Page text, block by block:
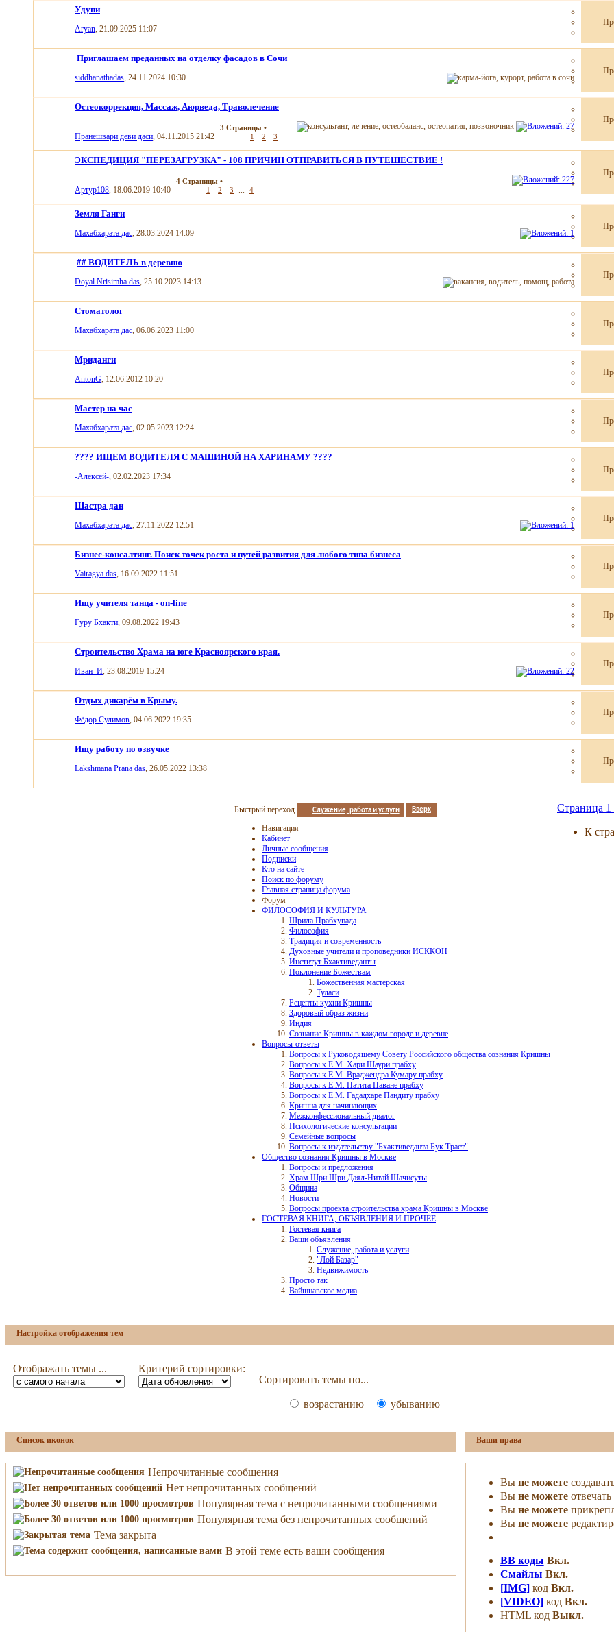
Удупи
Aryan, 21.09.2025 11:07
Приглашаем преданных на отделку фасадов в Сочи
siddhanathadas, 24.11.2024 10:30
Остеокоррекция, Массаж, Аюрведа, Траволечение
Пранешвари деви даси, 04.11.2015 21:42
3 Страницы •
1
2 3
ЭКСПЕДИЦИЯ "ПЕРЕЗАГРУЗКА" - 108 ПРИЧИН ОТПРАВИТЬСЯ В ПУТЕШЕСТВИЕ !
Артур108, 18.06.2019 10:40
4 Страницы •
1
2 3 ... 4
Земля Ганги
Махабхарата дас, 28.03.2024 14:09
## ВОДИТЕЛЬ в деревню
Doyal Nrisimha das, 25.10.2023 14:13
Стоматолог
Махабхарата дас, 06.06.2023 11:00
Мриданги
AntonG, 12.06.2012 10:20
Мастер на час
Махабхарата дас , 02.05.2023 12:24
???? ИЩЕМ ВОДИТЕЛЯ С МАШИНОЙ НА ХАРИНАМУ ????
-Алексей- , 02.02.2023 17:34
Шастра дан
Махабхарата дас , 27.11.2022 12:51
Бизнес-консалтинг. Поиск точек роста и путей развития для любого типа бизнеса
Vairagya das , 16.09.2022 11:51
Ищу учителя танца - on-line
Гуру Бхакти , 09.08.2022 19:43
Cтроительство Храма на юге Красноярского края.
Иван_И , 23.08.2019 15:24
Отдых дикарём в Крыму.
Фёдор Сулимов , 04.06.2022 19:35
Ищу работу по озвучке
Lakshmana Prana das , 26.05.2022 13:38
Страница 1
К
Быстрый переход Служение, работа и услуги Вверх
Навигация
Кабинет
Личные сообщения
Подписки
Кто на сайте
Поиск по форуму
Главная страница форума
Форум
ФИЛОСОФИЯ И КУЛЬТУРА
Шрила Прабхупада
Философия
Традиция и современность
Духовные учители и проповедники ИСККОН
Институт Бхактиведанты
Поклонение Божествам
Божественная мастерская
Туласи
Рецепты кухни Кришны
Здоровый образ жизни
Индия
Сознание Кришны в каждом городе и деревне
Вопросы-ответы
Вопросы к Руководящему Совету Российского общества сознания Кришны
Вопросы к Е.М. Хари Шаури прабху
Вопросы к Е.М. Враджендра Кумару прабху
Вопросы к Е.М. Патита Паване прабху
Вопросы к Е.М. Гададхаре Пандиту прабху
Кришна для начинающих
Межконфессиональный диалог
Психологические консультации
Семейные вопросы
Вопросы к издательству "Бхактиведанта Бук Траст"
Общество сознания Кришны в Москве
Вопросы и предложения
Храм Шри Шри Даял-Нитай Шачисуты
Община
Новости
Вопросы проекта строительства храма Кришны в Москве
ГОСТЕВАЯ КНИГА, ОБЪЯВЛЕНИЯ И ПРОЧЕЕ
Гостевая книга
Ваши объявления
Служение, работа и услуги
"Лой Базар"
Недвижимость
Просто так
Вайшнавское медиа
Настройка отображения тем
Отображать темы ...
Критерий сортировки:
Сортировать темы по...
возрастанию убыванию
Список иконок
Непрочитанные сообщения
Нет непрочитанных сообщений
Популярная тема с непрочитанными сообщениями
Популярная тема без непрочитанных сообщений
Тема закрыта
В этой теме есть ваши сообщения
Ваши права
Вы не можете
Вы не можетеотвечать
Вы не можете
Вы не можете
BB коды Вкл.
Смайлы Вкл.
[IMG]код Вкл.
[VIDEO]код Вкл.
HTML код Выкл.